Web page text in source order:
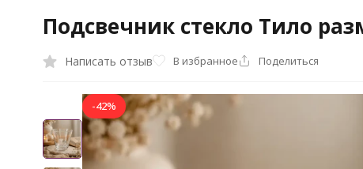
Подсвечник cтекло Тило
Написать отзыв В избранное Поделиться
-42%